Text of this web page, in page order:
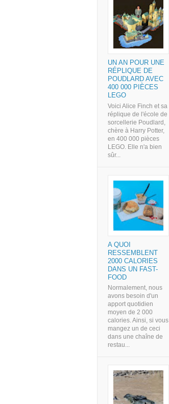
UN AN POUR UNE
RÉPLIQUE DE
POUDLARD AVEC
400 000 PIÈCES
LEGO
Voici Alice Finch et sa
réplique de l'école de
sorcellerie Poudlard,
chère à Harry Potter,
en 400 000 pièces
LEGO. Elle n'a bien
sûr...
A QUOI
RESSEMBLENT
2000 CALORIES
DANS UN FAST-
FOOD
Normalement, nous
avons besoin d'un
apport quotidien
moyen de 2 000
calories. Ainsi, si vous
mangez un de ceci
dans une chaîne de
restau...